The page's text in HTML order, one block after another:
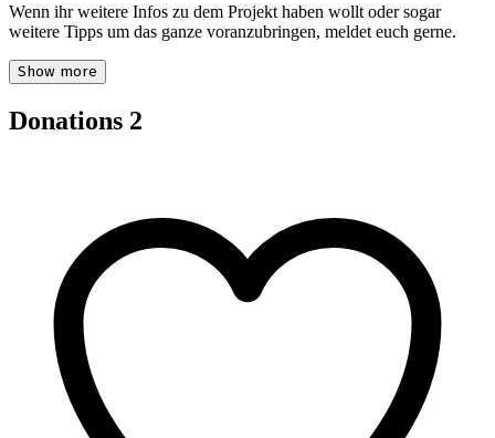
Wenn ihr weitere Infos zu dem Projekt haben wollt oder sogar
weitere Tipps um das ganze voranzubringen, meldet euch gerne.
Show more
Donations 2